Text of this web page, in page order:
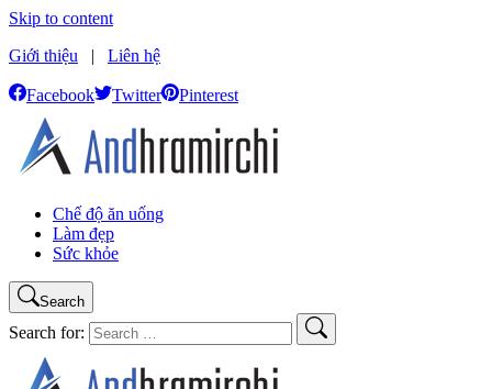
Skip to content
Giới thiệu
| Liên hệ
Facebook Twitter Pinterest
Chế độ ăn uống
Làm đẹp
Sức khỏe
Search
Search for: